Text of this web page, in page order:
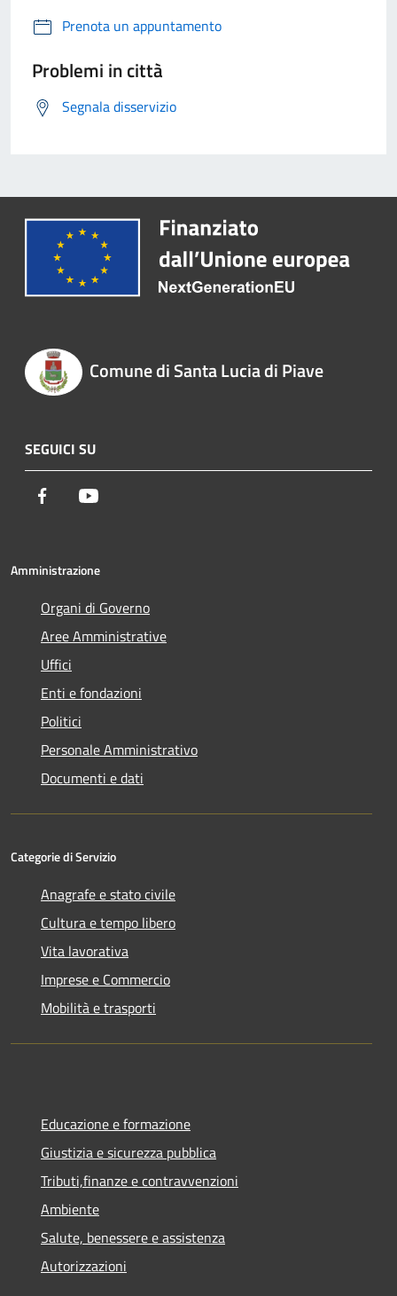
Prenota un appuntamento
Problemi in città
Segnala disservizio
Comune di Santa Lucia di Piave
SEGUICI SU
Facebook
Amministrazione
Organi di Governo
Aree Amministrative
Uffici
Enti e fondazioni
Politici
Personale Amministrativo
Documenti e dati
Categorie di Servizio
Anagrafe e stato civile
Cultura e tempo libero
Vita lavorativa
Imprese e Commercio
Mobilità e trasporti
Educazione e formazione
Giustizia e sicurezza pubblica
Tributi,finanze e contravvenzioni
Ambiente
Salute, benessere e assistenza
Autorizzazioni